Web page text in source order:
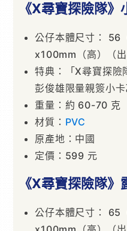
《X尋寶探險隊》
公仔本體尺寸： 56
x100mm（高）（出
特典：「X尋寶探險
彭俊雄限量親簽小
重量：約 60-70 克
材質： PVC
原產地：中國
定價：599 元
《X尋寶探險隊》
公仔本體尺寸： 65